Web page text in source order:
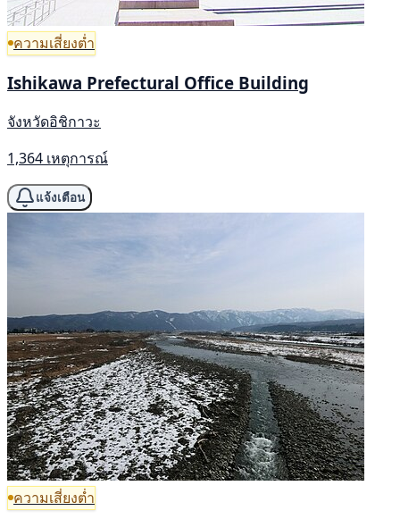
ความเสี่ยงต่ำ
Ishikawa Prefectural Office Building
จังหวัดอิชิกาวะ
1,364 เหตุการณ์
แจ้งเตือน
ความเสี่ยงต่ำ